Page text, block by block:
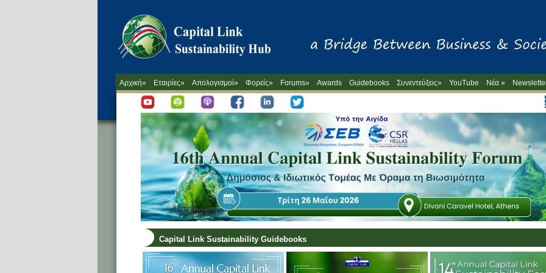
Αρχική» Εταιρίες» Απολογισμοί» Φορείς» Forums» Awards Guidebooks Συνεντεύξεις» YouTube
Νέα »
-->
Capital Link Sustainability Guidebooks